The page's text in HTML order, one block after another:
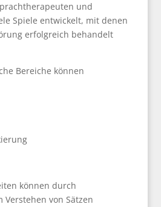
und
Spiele entwickelt, mit denen
erfolgreich behandelt
Bereiche können
können durch
von Sätzen